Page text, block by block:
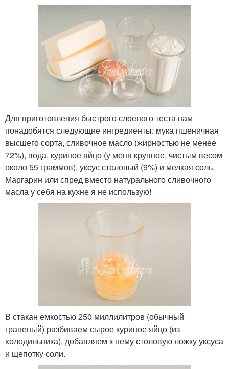
Для приготовления быстрого слоеного теста нам
понадобятся следующие ингредиенты: мука пшеничная
высшего сорта, сливочное масло (жирностью не менее
72%), вода, куриное яйцо (у меня крупное, чистым весом
около 55 граммов), уксус столовый (9%) и мелкая соль.
Маргарин или спред вместо натурального сливочного
масла у себя на кухне я не использую!
В стакан емкостью 250 миллилитров (обычный
граненый) разбиваем сырое куриное яйцо (из
холодильника), добавляем к нему столовую ложку уксуса
и щепотку соли.